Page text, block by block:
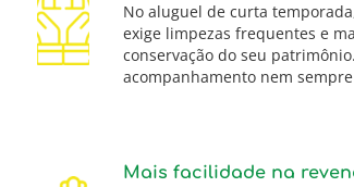
No aluguel de curta
exige limpezas frequentes e
conservação do seu
acompanhamento nem
Mais facilidade na